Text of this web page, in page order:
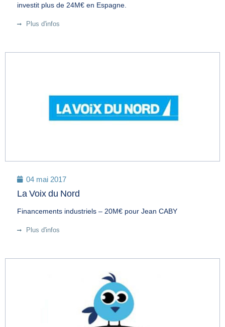
investit plus de 24M€ en Espagne.
Plus d'infos
04 mai 2017
La Voix du Nord
Financements industriels – 20M€ pour Jean CABY
Plus d'infos